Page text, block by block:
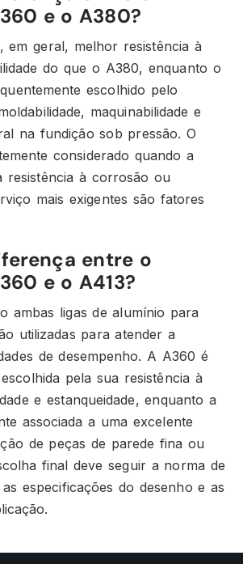
e o A380?
em geral, melhor resistência à
do que o A380, enquanto o
escolhido pelo
maquinabilidade e
na fundição sob pressão. O
considerado quando a
resistência à corrosão ou
mais exigentes são fatores
entre o
e o A413?
ambas ligas de alumínio para
utilizadas para atender a
de desempenho. A A360 é
pela sua resistência à
e estanqueidade, enquanto a
associada a uma excelente
de peças de parede fina ou
final deve seguir a norma de
especificações do desenho e as